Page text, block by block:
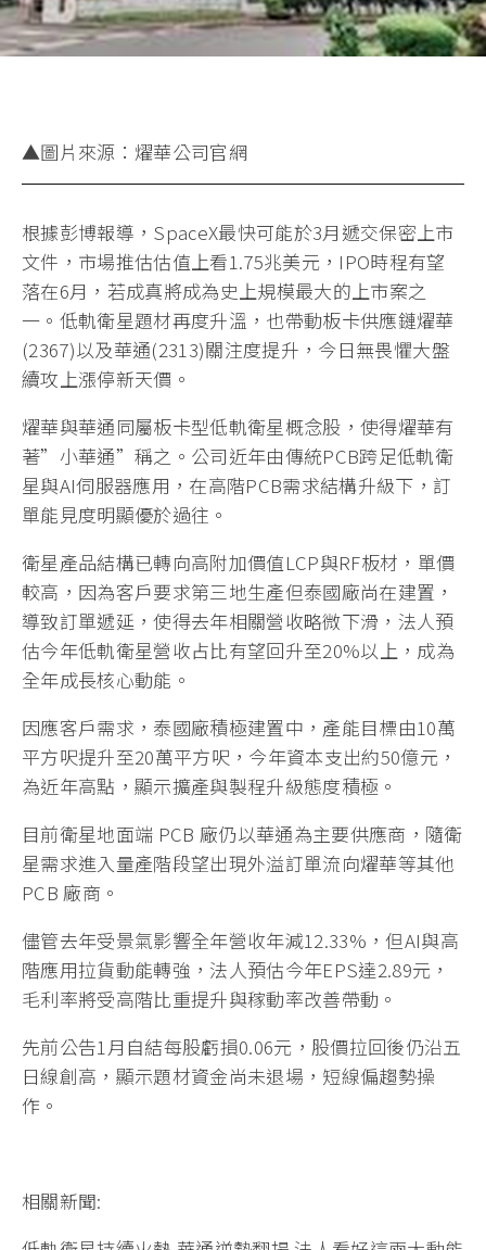
▲圖片來源：燿華公司官網
根據彭博報導，SpaceX最快可能於3月遞交保密上市
文件，市場推估估值上看1.75兆美元，IPO時程有望
落在6月，若成真將成為史上規模最大的上市案之
一。低軌衛星題材再度升溫，也帶動板卡供應鏈燿華
(2367)以及華通(2313)關注度提升，今日無畏懼大盤
續攻上漲停新天價。
燿華與華通同屬板卡型低軌衛星概念股，使得燿華有
著”小華通”稱之。公司近年由傳統PCB跨足低軌衛
星與AI伺服器應用，在高階PCB需求結構升級下，訂
單能見度明顯優於過往。
衛星產品結構已轉向高附加價值LCP與RF板材，單價
較高，因為客戶要求第三地生產但泰國廠尚在建置，
導致訂單遞延，使得去年相關營收略微下滑，法人預
估今年低軌衛星營收占比有望回升至20%以上，成為
全年成長核心動能。
因應客戶需求，泰國廠積極建置中，產能目標由10萬
平方呎提升至20萬平方呎，今年資本支出約50億元，
為近年高點，顯示擴產與製程升級態度積極。
目前衛星地面端 PCB 廠仍以華通為主要供應商，隨衛
星需求進入量產階段望出現外溢訂單流向燿華等其他
PCB 廠商。
儘管去年受景氣影響全年營收年減12.33%，但AI與高
階應用拉貨動能轉強，法人預估今年EPS達2.89元，
毛利率將受高階比重提升與稼動率改善帶動。
先前公告1月自結每股虧損0.06元，股價拉回後仍沿五
日線創高，顯示題材資金尚未退場，短線偏趨勢操
作。
相關新聞: